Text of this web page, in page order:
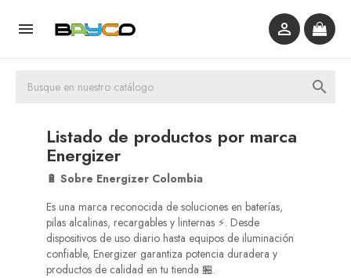
 

Listado de productos por marca
Energizer
🔋 Sobre Energizer Colombia
Es una marca reconocida de soluciones en baterías,
pilas alcalinas, recargables y linternas ⚡️. Desde
dispositivos de uso diario hasta equipos de iluminación
confiable, Energizer garantiza potencia duradera y
productos de calidad en tu tienda 🏪.